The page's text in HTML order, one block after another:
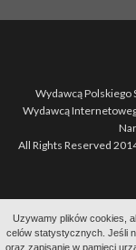
Uzywamy plików cookies,
celów statystycznych. Jeśli
oraz zapisanie w pamięci
Wydawcą Polskiego
Wydawcą
All Rights Reserved